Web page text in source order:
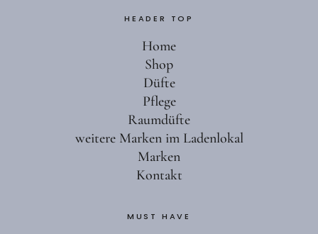
HEADER TOP
Home
Shop
Düfte
Pflege
Raumdüfte
weitere Marken im Ladenlokal
Marken
Kontakt
MUST HAVE